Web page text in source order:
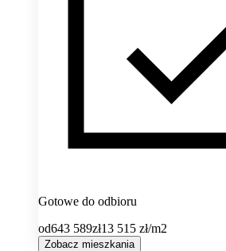
Gotowe do odbioru
od643 589zł13 515 zł/m2
Zobacz mieszkania